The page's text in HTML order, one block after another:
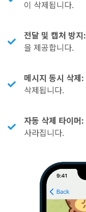
이 삭제됩니다.
전달 및 캡처 방지:
을 제공합니다.
메시지 동시 삭제:
삭제됩니다.
자동 삭제 타이머:
사라집니다.